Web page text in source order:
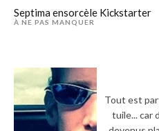
Septima ensorcèle Kickstarter
À NE PAS MANQUER
Tout est
tuile... car